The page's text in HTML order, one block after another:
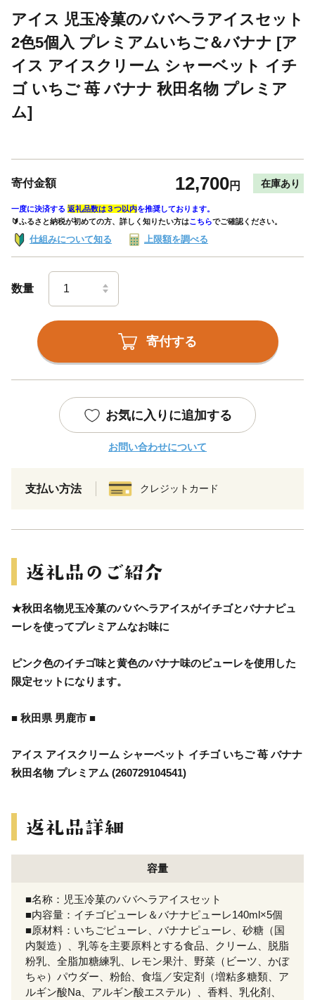
アイス 児玉冷菓のババヘラアイスセット
2色5個入 プレミアムいちご＆バナナ [ア
イス アイスクリーム シャーベット イチ
ゴ いちご 苺 バナナ 秋田名物 プレミア
ム]
寄付金額 12,700円 在庫あり
一度に決済する 返礼品数は３つ以内を推奨しております。
🔰ふるさと納税が初めての方、詳しく知りたい方はこちらでご確認ください。
仕組みについて知る 上限額を調べる
数量
寄付する
お気に入りに追加する
お問い合わせについて
支払い方法 クレジットカード
★秋田名物児玉冷菓のババヘラアイスがイチゴとバナナピュ
ーレを使ってプレミアムなお味に
ピンク色のイチゴ味と黄色のバナナ味のピューレを使用した
限定セットになります。
■ 秋田県 男鹿市 ■
アイス アイスクリーム シャーベット イチゴ いちご 苺 バナナ
秋田名物 プレミアム (260729104541)
容量
■名称：児玉冷菓のババヘラアイスセット
■内容量：イチゴピューレ＆バナナピューレ140ml×5個
■原材料：いちごピューレ、バナナピューレ、砂糖（国
内製造）、乳等を主要原料とする食品、クリーム、脱脂
粉乳、全脂加糖練乳、レモン果汁、野菜（ビーツ、かぼ
ちゃ）パウダー、粉飴、食塩／安定剤（増粘多糖類、ア
ルギン酸Na、アルギン酸エステル）、香料、乳化剤、